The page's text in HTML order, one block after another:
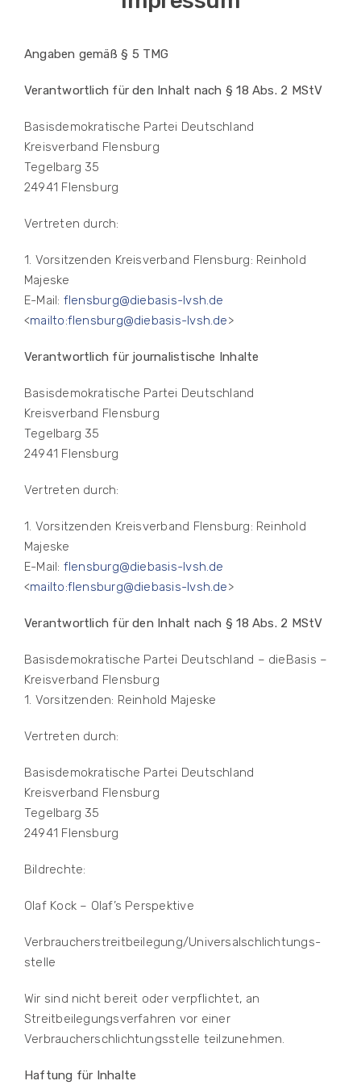
Angaben gemäß § 5 TMG
Verantwortlich für den Inhalt nach § 18 Abs. 2 MStV
Basisdemokratische Partei Deutschland
Kreisverband Flensburg
Tegelbarg 35
24941 Flensburg
Vertreten durch:
1. Vorsitzenden Kreisverband Flensburg: Reinhold
Majeske
E-Mail: flensburg@diebasis-lvsh.de
<mailto:flensburg@diebasis-lvsh.de>
Verantwortlich für journalistische Inhalte
Basisdemokratische Partei Deutschland
Kreisverband Flensburg
Tegelbarg 35
24941 Flensburg
Vertreten durch:
1. Vorsitzenden Kreisverband Flensburg: Reinhold
Majeske
E-Mail: flensburg@diebasis-lvsh.de
<mailto:flensburg@diebasis-lvsh.de>
Verantwortlich für den Inhalt nach § 18 Abs. 2 MStV
Basisdemokratische Partei Deutschland – dieBasis –
Kreisverband Flensburg
1. Vorsitzenden: Reinhold Majeske
Vertreten durch:
Basisdemokratische Partei Deutschland
Kreisverband Flensburg
Tegelbarg 35
24941 Flensburg
Bildrechte:
Olaf Kock – Olaf’s Perspektive
Verbraucher­streit­beilegung/Universal­schlichtungs­
stelle
Wir sind nicht bereit oder verpflichtet, an
Streitbeilegungsverfahren vor einer
Verbraucherschlichtungsstelle teilzunehmen.
Haftung für Inhalte